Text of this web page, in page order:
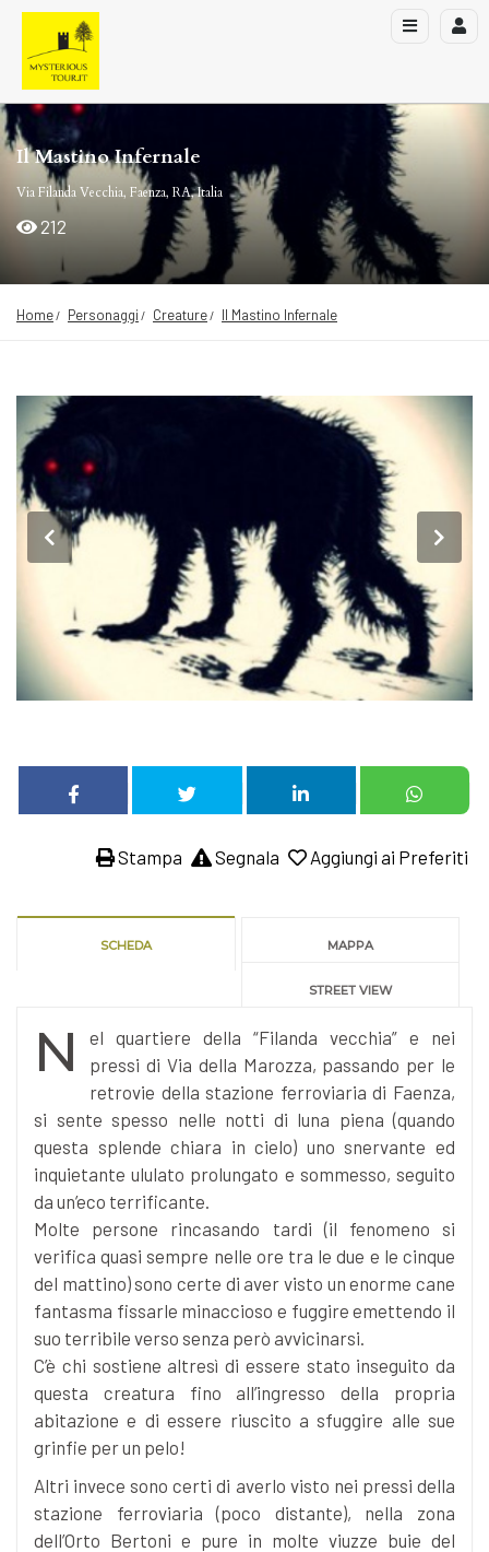
Il Mastino Infernale
Via Filanda Vecchia, Faenza, RA, Italia
212
Home Personaggi Creature Il Mastino Infernale
Aggiungi ai Preferiti
Segnala
Stampa
SCHEDA MAPPA
STREET VIEW
N
el quartiere della “Filanda vecchia” e nei
pressi di Via della Marozza, passando per le
retrovie della stazione ferroviaria di Faenza,
si sente spesso nelle notti di luna piena (quando
questa splende chiara in cielo) uno snervante ed
inquietante ululato prolungato e sommesso, seguito
da un’eco terrificante.
Molte persone rincasando tardi (il fenomeno si
verifica quasi sempre nelle ore tra le due e le cinque
del mattino) sono certe di aver visto un enorme cane
fantasma fissarle minaccioso e fuggire emettendo il
suo terribile verso senza però avvicinarsi.
C’è chi sostiene altresì di essere stato inseguito da
questa creatura fino all’ingresso della propria
abitazione e di essere riuscito a sfuggire alle sue
grinfie per un pelo!
Altri invece sono certi di averlo visto nei pressi della
stazione ferroviaria (poco distante), nella zona
dell’Orto Bertoni e pure in molte viuzze buie del